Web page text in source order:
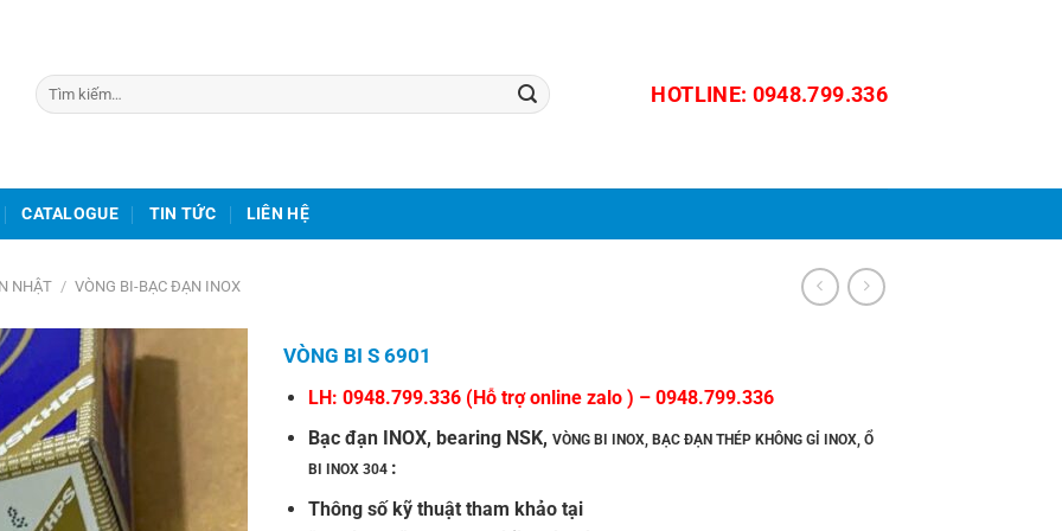
Tìm
kiếm:
HOTLINE: 0948.799.336
CATALOGUE TIN TỨC LIÊN HỆ
NHẬT / VÒNG BI-BẠC ĐẠN INOX
VÒNG BI S 6901
LH: 0948.799.336(Hỗ trợ online zalo ) – 0948.799.336
Bạc đạn INOX, bearing NSK, VÒNG BI INOX, BẠC ĐẠN THÉP KHÔNG GỈ INOX, Ổ
BI INOX 304 :
Thông số kỹ thuật tham khảo tại